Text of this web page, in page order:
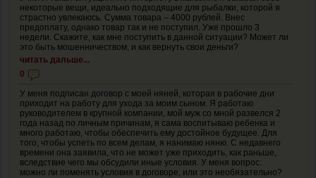
некоторые вещи, идеально подходящие для рыбалки, которой я
страстно увлекаюсь. Сумма товара – 4000 рублей. Внес
предоплату, однако товар так и не поступил. Уже прошло 3
недели. Скажите, как мне поступить в данной ситуации? Может ли
это быть мошенничеством, и как вернуть свои деньги?
читать дальше...
0
У меня подписан договор с моей няней, которая в рабочие дни
приходит на работу для ухода за моим сыном. Я работаю
руководителем в крупной компании, мой муж со мной развелся 2
года назад по личным причинам, я сама воспитываю ребенка и
много работаю, чтобы обеспечить ему достойное будущее. Для
того, чтобы успеть по всем делам, я нанимаю няню. С недавнего
времени она заявила, что не может уже приходить, как раньше,
вследствие чего мы обсудили иные условия. У меня вопрос:
можно ли поменять условия в договоре, или это необязательно?